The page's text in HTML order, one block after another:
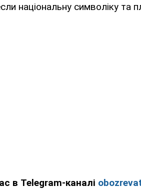
національну символіку та
в Telegram-каналі